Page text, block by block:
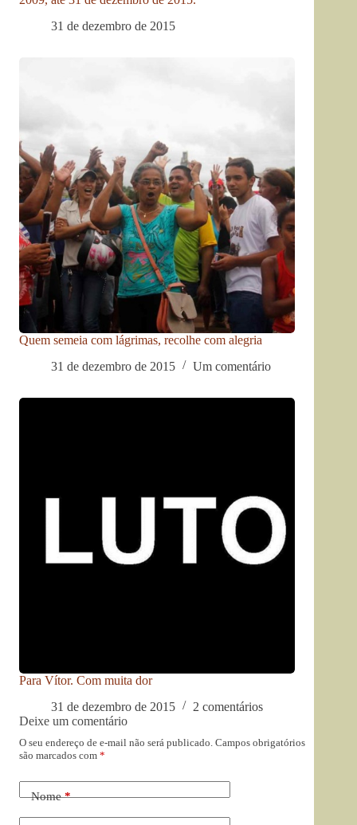
31 de dezembro de 2015
Quem semeia com lágrimas, recolhe com alegria
31 de dezembro de 2015
Um comentário
Para Vítor. Com muita dor
31 de dezembro de 2015
2 comentários
Deixe um comentário
O seu endereço de e-mail não será publicado. Campos obrigatórios
são marcados com *
Nome*